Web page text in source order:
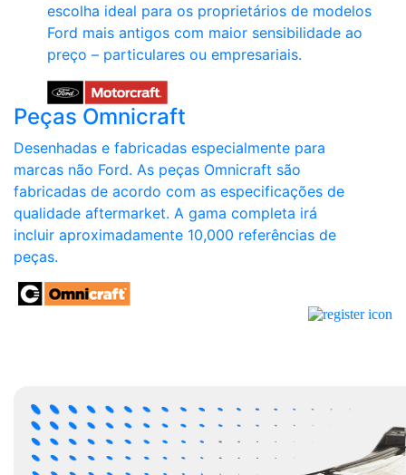
escolha ideal para os proprietários de modelos
Ford mais antigos com maior sensibilidade ao
preço – particulares ou empresariais.
Peças Omnicraft
Desenhadas e fabricadas especialmente para
marcas não Ford. As peças Omnicraft são
fabricadas de acordo com as especificações de
qualidade aftermarket. A gama completa irá
incluir aproximadamente 10,000 referências de
peças.